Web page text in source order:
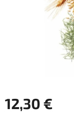
12,30 €